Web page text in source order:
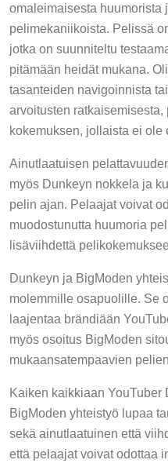
omaleimaisesta huumorista
pelimekaniikoista. Pelissä
jotka on suunniteltu
pitämään heidät mukana.
tasanteiden navigoinnista
arvoitusten
kokemuksen, jollaista ei ole
Ainutlaatuisen
myös Dunkeyn nokkela ja
pelin ajan. Pelaajat voivat
muodostunutta huumoria
lisäviihdettä
Dunkeyn ja BigModen
molemmille osapuolille. Se
laajentaa brändiään
myös osoitus BigModen
mukaansatempaavien
Kaiken kaikkiaan
BigModen yhteistyö lupaa
sekä ainutlaatuinen että
että pelaajat voivat odottaa